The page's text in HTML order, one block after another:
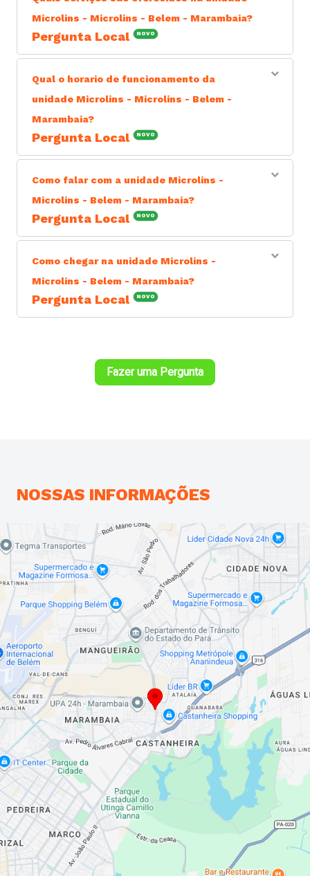
Microlins - Microlins - Belem - Marambaia?
Pergunta Local NOVO
Resposta do Responsável: Os serviços oferecidos são
Qual o horario de funcionamento da
unidade Microlins - Microlins - Belem -
Marambaia?
Pergunta Local NOVO
Resposta do Responsável: A unidade Microlins -
sexta das 08:00 às 18:00, sábado das 08:00 às 13:00.
Como falar com a unidade Microlins -
Microlins - Belem - Marambaia?
Pergunta Local NOVO
Resposta do Responsável: Você pode entrar em contato
com a unidade Microlins - Microlins - Belem - Marambaia
pelo telefone (91) 98565-5137 ou pelo site
https://escolas.microlins.com.br/microlins-marambaia-
bel-m-pa.
Como chegar na unidade Microlins -
Microlins - Belem - Marambaia?
Pergunta Local NOVO
Resposta do Responsável: A unidade Microlins -
Belém - PA, BR
Fazer uma Pergunta
NOSSAS INFORMAÇÕES